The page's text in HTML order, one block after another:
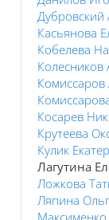
Дубровский
Касьянова
Кобелева
Колесников
Косарев
Крутеева
Кулик
Лагутина
Ложкова
Ляпина